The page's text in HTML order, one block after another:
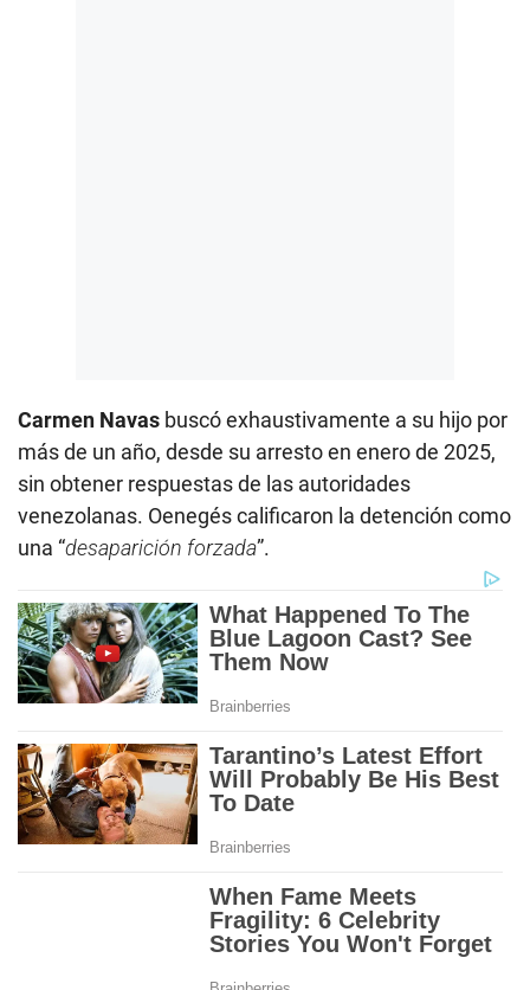
Carmen Navas buscó exhaustivamente a su hijo por
más de un año, desde su arresto en enero de 2025,
sin obtener respuestas de las autoridades
venezolanas. Oenegés calificaron la detención como
una “desaparición forzada”.